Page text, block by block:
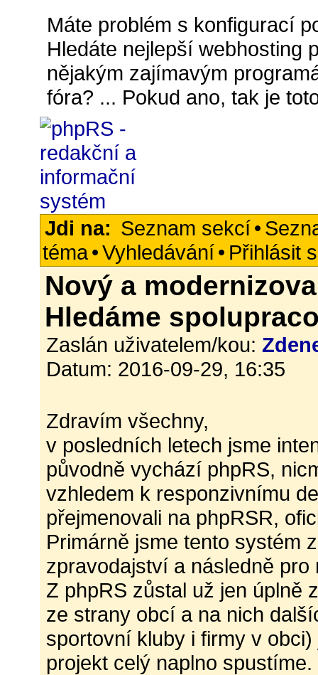
Máte problém s konfigurací
Hledáte nejlepší webhosting
nějakým zajímavým
fóra? ... Pokud ano, tak je
Jdi na: Seznam sekcí•
téma•Vyhledávání• Přihlásit
Nový a
Hledáme
Zaslán uživatelem/kou:
Datum: 2016-09-29, 16:35
Zdravím všechny,
v posledních letech jsme
původně vychází phpRS,
vzhledem k responzivnímu
přejmenovali na phpRSR,
Primárně jsme tento systém
zpravodajství a následně
Z phpRS zůstal už jen úplně
ze strany obcí a na nich
sportovní kluby i firmy v
projekt celý naplno spustíme.